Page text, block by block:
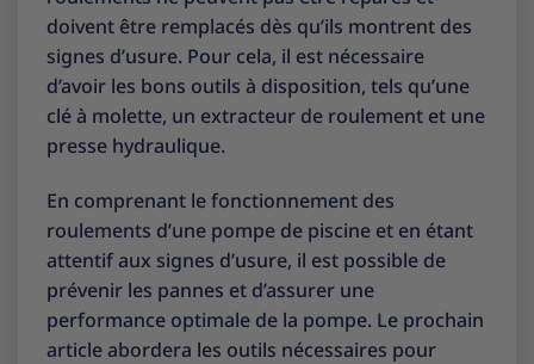
doivent être remplacés dès qu’ils montrent des
signes d’usure. Pour cela, il est nécessaire
d’avoir les bons outils à disposition, tels qu’une
clé à molette, un extracteur de roulement et une
presse hydraulique.
En comprenant le fonctionnement des
roulements d’une pompe de piscine et en étant
attentif aux signes d’usure, il est possible de
prévenir les pannes et d’assurer une
performance optimale de la pompe. Le prochain
article abordera les outils nécessaires pour